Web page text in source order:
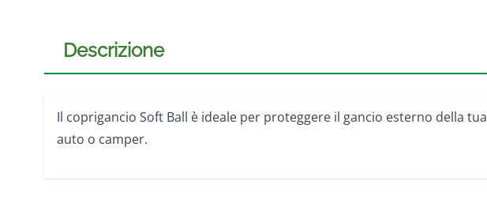
Descrizione
Il coprigancio Soft Ball è ideale per proteggere il gancio esterno della tua
auto o camper.